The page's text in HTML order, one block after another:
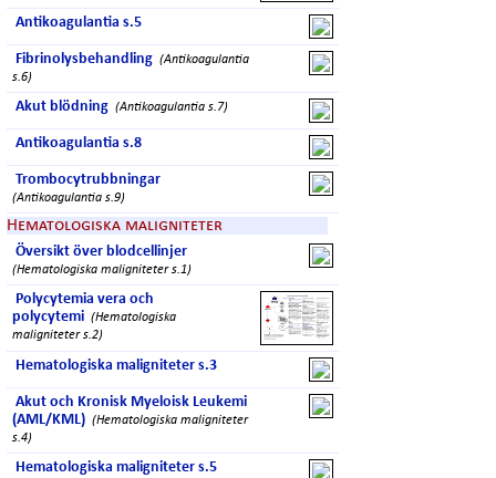
Antikoagulantia s.5
Fibrinolysbehandling (Antikoagulantia
s.6)
Akut blödning (Antikoagulantia s.7)
Antikoagulantia s.8
Trombocytrubbningar
(Antikoagulantia s.9)
Hematologiska maligniteter
Översikt över blodcellinjer
(Hematologiska maligniteter s.1)
Polycytemia vera och
polycytemi (Hematologiska
maligniteter s.2)
Hematologiska maligniteter s.3
Akut och Kronisk Myeloisk Leukemi
(AML/KML) (Hematologiska maligniteter
s.4)
Hematologiska maligniteter s.5